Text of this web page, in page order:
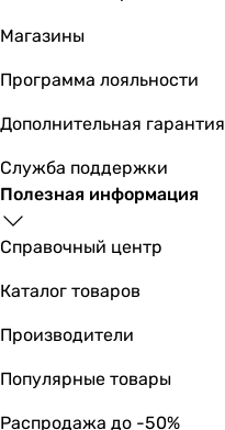
Магазины
Программа лояльности
Дополнительная гарантия
Служба поддержки
Полезная информация
Справочный центр
Каталог товаров
Производители
Популярные товары
Распродажа до -50%